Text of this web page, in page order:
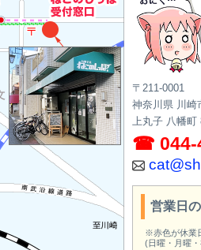
〒211-0001
神奈川県 川崎
上丸子 八幡町
☎ 044-
営業日
※赤色が休業
(日曜・月曜